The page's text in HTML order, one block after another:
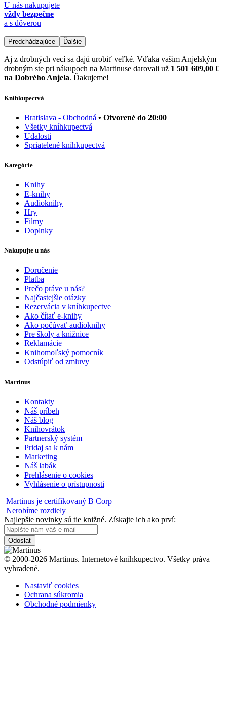
U nás nakupujete
vždy bezpečne
a s dôverou
Predchádzajúce Ďalšie
Aj z drobných vecí sa dajú urobiť veľké. Vďaka vašim Anjelským
drobným ste pri nákupoch na Martinuse darovali už 1 501 609,00 €
na Dobrého Anjela. Ďakujeme!
Kníhkupectvá
Bratislava - Obchodná • Otvorené do 20:00
Všetky kníhkupectvá
Udalosti
Spriatelené kníhkupectvá
Kategórie
Knihy
E-knihy
Audioknihy
Hry
Filmy
Doplnky
Nakupujte u nás
Doručenie
Platba
Prečo práve u nás?
Najčastejšie otázky
Rezervácia v kníhkupectve
Ako čítať e-knihy
Ako počúvať audioknihy
Pre školy a knižnice
Reklamácie
Knihomoľský pomocník
Odstúpiť od zmluvy
Martinus
Kontakty
Náš príbeh
Náš blog
Knihovrátok
Partnerský systém
Pridaj sa k nám
Marketing
Náš labák
Prehlásenie o cookies
Vyhlásenie o prístupnosti
Martinus je certifikovaný B Corp
Nerobíme rozdiely
Najlepšie novinky sú tie knižné. Získajte ich ako prví:
Odoslať
© 2000-2026 Martinus. Internetové kníhkupectvo. Všetky práva
vyhradené.
Nastaviť cookies
Ochrana súkromia
Obchodné podmienky